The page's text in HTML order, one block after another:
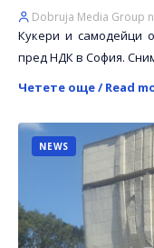
Dobruja Media Group n
Кукери и самодейци
пред НДК в София.
Четете още / Read
NEWS